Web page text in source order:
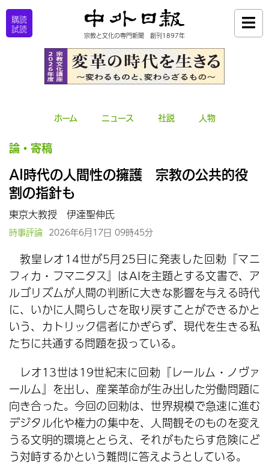
購読
試読
宗教と文化の専門新聞 創刊1897年
ホーム ニュース 社説 人物
論・寄稿
AI時代の人間性の擁護 宗教の公共的役
割の指針も
東京大教授 伊達聖伸氏
時事評論 2026年6月17日 09時45分
教皇レオ14世が5月25日に発表した回勅『マニ
フィカ・フマニタス』はAIを主題とする文書で、ア
ルゴリズムが人間の判断に大きな影響を与える時代
に、いかに人間らしさを取り戻すことができるかと
いう、カトリック信者にかぎらず、現代を生きる私
たちに共通する問題を扱っている。
レオ13世は19世紀末に回勅『レールム・ノヴァ
ールム』を出し、産業革命が生み出した労働問題に
向き合った。今回の回勅は、世界規模で急速に進む
デジタル化や権力の集中を、人間観そのものを変え
うる文明的環境ととらえ、それがもたらす危険にど
う対峙するかという難問に答えようとしている。